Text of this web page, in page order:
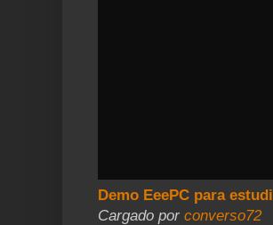
Demo EeePC para
Cargado por converso72